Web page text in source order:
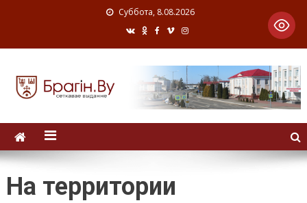
Суббота, 8.08.2026
На территории